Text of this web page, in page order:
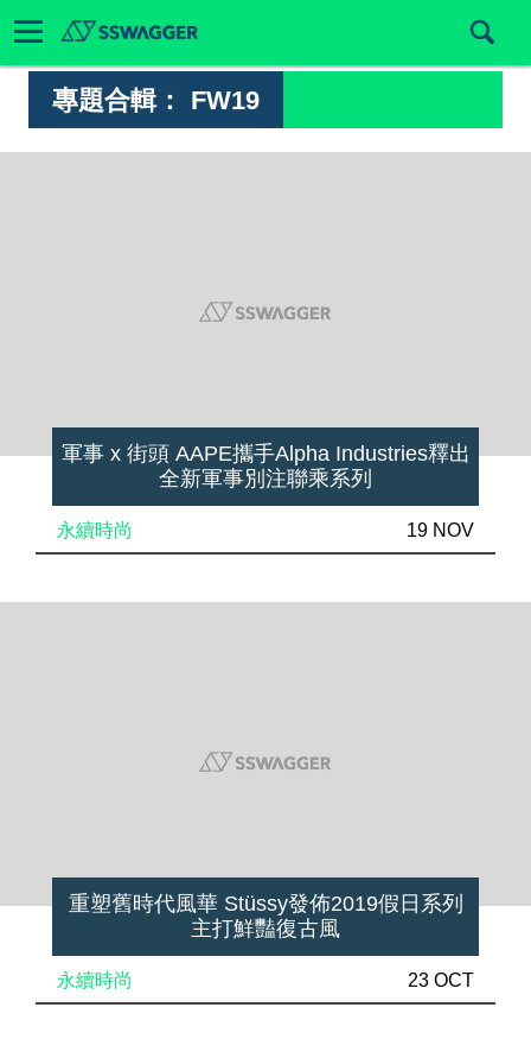
專題合輯： FW19
軍事 x 街頭 AAPE攜手Alpha Industries釋出
全新軍事別注聯乘系列
永續時尚 19 NOV
重塑舊時代風華 Stüssy發佈2019假日系列
主打鮮豔復古風
永續時尚 23 OCT